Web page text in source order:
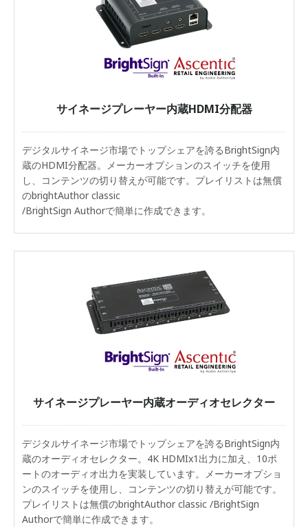
サイネージプレーヤー内蔵HDMI分配器
デジタルサイネージ市場でトップシェアを誇るBrightSign内
蔵のHDMI分配器。メーカーオプションのスイッチを使用
し、コンテンツの切り替えが可能です。プレイリストは無償
のbrightAuthor classic
/BrightSign Authorで簡単に作成できます。
サイネージプレーヤー内蔵オーディオセレクター
デジタルサイネージ市場でトップシェアを誇るBrightSign内
蔵のオーディオセレクター。4K HDMIx1出力に加え、10ポ
ートのオーディオ出力を実装しています。メーカーオプショ
ンのスイッチを使用し、コンテンツの切り替えが可能です。
プレイリストは無償のbrightAuthor classic /BrightSign
Authorで簡単に作成できます。